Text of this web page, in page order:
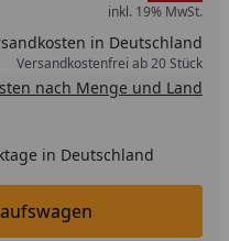
inkl. 19% MwSt.
in Deutschland
Versandkostenfrei ab 20 Stück
nach Menge und Land
in Deutschland
Einkaufswagen legen